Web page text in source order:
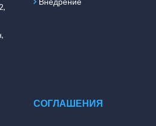
СОГЛАШЕНИЯ